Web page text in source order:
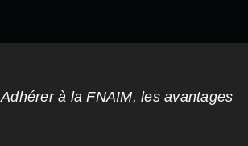
Adhérer à la FNAIM, les avantages